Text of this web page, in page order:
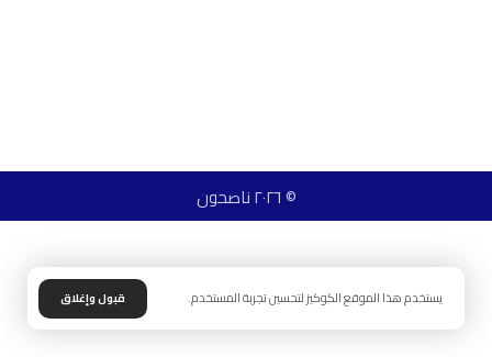
© ٢٠٢٦ ناصحون
يستخدم هذا الموقع الكوكيز لتحسين تجربة المستخدم. قبول وإغلاق